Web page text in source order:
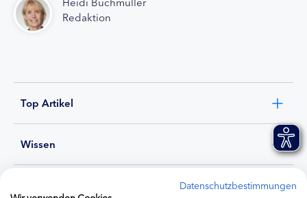
Redaktion
Top Artikel
Wissen
Datenschutzbestimmungen